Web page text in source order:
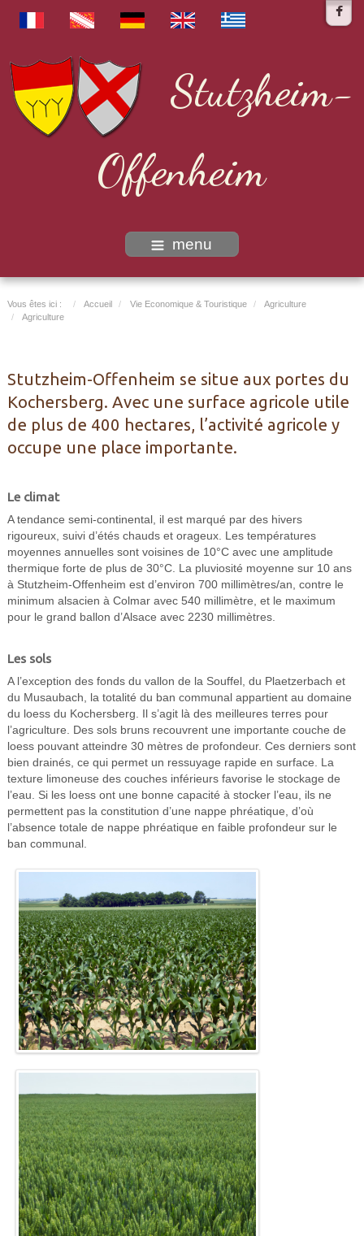
Stutzheim-
Offenheim
menu
Vous êtes ici : Accueil Vie Economique & Touristique
Agriculture
Agriculture
Stutzheim-Offenheim se situe aux portes du
Kochersberg. Avec une surface agricole utile
de plus de 400 hectares, l’activité agricole y
occupe une place importante.
Le climat
A tendance semi-continental, il est marqué par des hivers
rigoureux, suivi d’étés chauds et orageux. Les températures
moyennes annuelles sont voisines de 10°C avec une amplitude
thermique forte de plus de 30°C. La pluviosité moyenne sur 10 ans
à Stutzheim-Offenheim est d’environ 700 millimètres/an, contre le
minimum alsacien à Colmar avec 540 millimètre, et le maximum
pour le grand ballon d’Alsace avec 2230 millimètres.
Les sols
A l’exception des fonds du vallon de la Souffel, du Plaetzerbach et
du Musaubach, la totalité du ban communal appartient au domaine
du loess du Kochersberg. Il s’agit là des meilleures terres pour
l’agriculture. Des sols bruns recouvrent une importante couche de
loess pouvant atteindre 30 mètres de profondeur. Ces derniers sont
bien drainés, ce qui permet un ressuyage rapide en surface. La
texture limoneuse des couches inférieurs favorise le stockage de
l’eau. Si les loess ont une bonne capacité à stocker l’eau, ils ne
permettent pas la constitution d’une nappe phréatique, d’où
l’absence totale de nappe phréatique en faible profondeur sur le
ban communal.